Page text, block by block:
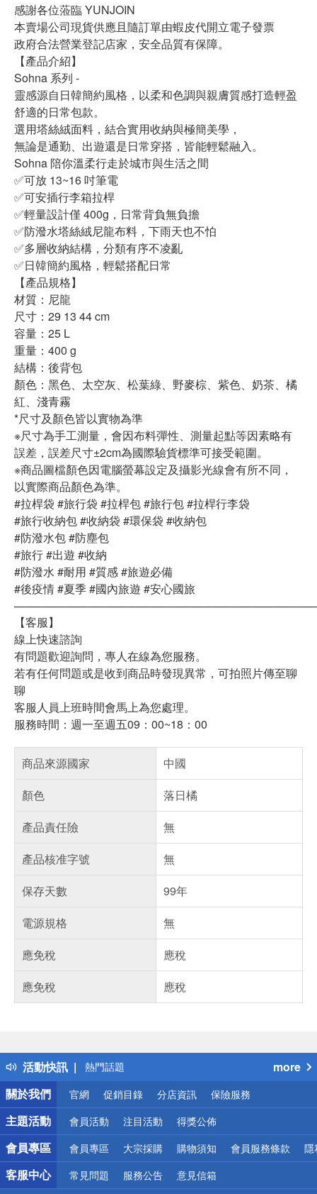
感謝各位蒞臨 YUNJOIN
本賣場公司現貨供應且隨訂單由蝦皮代開立電子發票
政府合法營業登記店家，安全品質有保障。
【產品介紹】
Sohna 系列 -
靈感源自日韓簡約風格，以柔和色調與親膚質感打造輕盈
舒適的日常包款。
選用塔絲絨面料，結合實用收納與極簡美學，
無論是通勤、出遊還是日常穿搭，皆能輕鬆融入。
Sohna 陪你溫柔行走於城市與生活之間
✅可放 13~16 吋筆電
✅可安插行李箱拉桿
✅輕量設計僅 400g，日常背負無負擔
✅防潑水塔絲絨尼龍布料，下雨天也不怕
✅多層收納結構，分類有序不凌亂
✅日韓簡約風格，輕鬆搭配日常
【產品規格】
材質：尼龍
尺寸：29 13 44 cm
容量：25 L
重量：400 g
結構：後背包
顏色：黑色、太空灰、松葉綠、野麥棕、紫色、奶茶、橘
紅、淺青霧
*尺寸及顏色皆以實物為準
※尺寸為手工測量，會因布料彈性、測量起點等因素略有
誤差，誤差尺寸±2cm為國際驗貨標準可接受範圍。
※商品圖檔顏色因電腦螢幕設定及攝影光線會有所不同，
以實際商品顏色為準。
#拉桿袋 #旅行袋 #拉桿包 #旅行包 #拉桿行李袋
#旅行收納包 #收納袋 #環保袋 #收納包
#防潑水包 #防塵包
#旅行 #出遊 #收納
#防潑水 #耐用 #質感 #旅遊必備
#後疫情 #夏季 #國內旅遊 #安心國旅
【客服】
線上快速諮詢
有問題歡迎詢問，專人在線為您服務。
若有任何問題或是收到商品時發現異常，可拍照片傳至聊
聊
客服人員上班時間會馬上為您處理。
服務時間：週一至週五09：00~18：00
商品來源國家
中國
顏色
落日橘
產品責任險
無
產品核准字號
無
保存天數
99年
電源規格
無
應免稅
應稅
應免稅
應稅
活動快訊
得獎公告
熱門話題
銀行優惠
偏遠地區配送
詐騙網頁！請小心！
more
關於我們
官網 促銷目錄 分店資訊 保險服務
主題活動 會員活動 注目活動 得獎公佈
會員專區 會員專區 大宗採購 購物須知 會員服務條款 隱
客服中心 常見問題 服務公告 意見信箱